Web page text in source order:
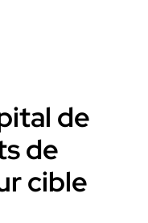
de
de
cible